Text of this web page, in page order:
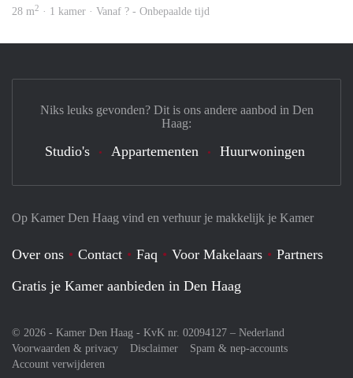
28 m2 · 1 kamer · Vanaf ? - Onbepaalde tijd
Op Kamer Den Haag vind en verhuur je makkelijk je Kamer
Over ons Contact Faq Voor Makelaars
Partners
Gratis je Kamer aanbieden in Den Haag
© 2026 - Kamer Den Haag - KvK nr. 02094127 – Nederland
Voorwaarden & privacy
Disclaimer
Spam & nep-accounts
Account verwijderen
Niks leuks gevonden? Dit is ons andere aanbod in Den
Haag:
Studio's Appartementen Huurwoningen